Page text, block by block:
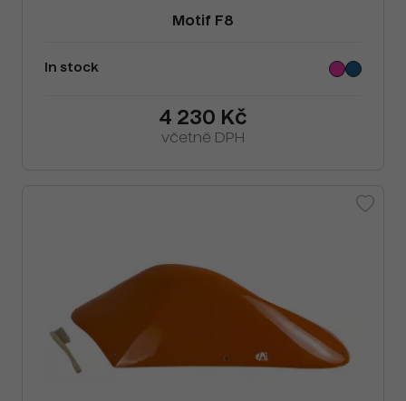
Motif F8
In stock
4 230 Kč
včetně DPH